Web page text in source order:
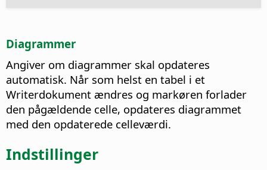
Diagrammer
Angiver om diagrammer skal opdateres
automatisk. Når som helst en tabel i et
Writerdokument ændres og markøren forlader
den pågældende celle, opdateres diagrammet
med den opdaterede celleværdi.
Indstillinger